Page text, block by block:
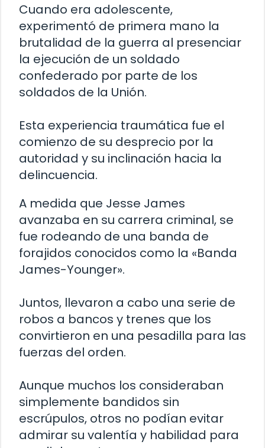
Cuando era adolescente,
experimentó de primera mano la
brutalidad de la guerra al presenciar
la ejecución de un soldado
confederado por parte de los
soldados de la Unión.
Esta experiencia traumática fue el
comienzo de su desprecio por la
autoridad y su inclinación hacia la
delincuencia.
A medida que Jesse James
avanzaba en su carrera criminal, se
fue rodeando de una banda de
forajidos conocidos como la «Banda
James-Younger».
Juntos, llevaron a cabo una serie de
robos a bancos y trenes que los
convirtieron en una pesadilla para las
fuerzas del orden.
Aunque muchos los consideraban
simplemente bandidos sin
escrúpulos, otros no podían evitar
admirar su valentía y habilidad para